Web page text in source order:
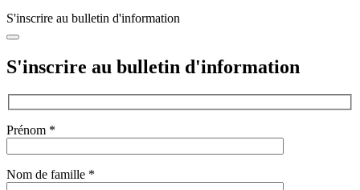
S'inscrire au bulletin d'information
S'inscrire au bulletin d'information
Prénom *
Nom de famille *